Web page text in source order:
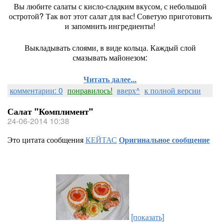
Вы любите салаты с кисло-сладким вкусом, с небольшой
остротой? Так вот этот салат для вас! Советую приготовить
и запомнить ингредиенты!
Выкладывать слоями, в виде кольца. Каждый слой
смазывать майонезом:
Читать далее...
комментарии: 0 понравилось! вверх^ к полной версии
Салат "Комплимент"
24-06-2014 10:38
Это цитата сообщенияКЕЙТАС Оригинальное сообщение
[показать]